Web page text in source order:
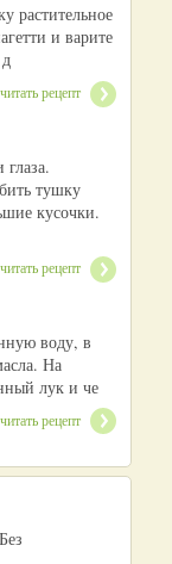
растительное
и варите
читать рецепт
тушку
кусочки.
читать рецепт
воду, в
На
лук и че
читать рецепт
Без